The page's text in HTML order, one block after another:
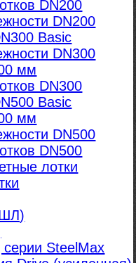
DN200
DN200
Basic
DN300
мм
DN300
Basic
мм
DN500
DN500
лотки
SteelMax